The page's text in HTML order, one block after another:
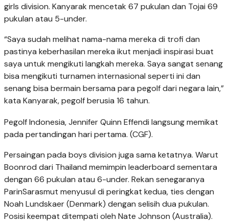
girls division. Kanyarak mencetak 67 pukulan dan Tojai 69
pukulan atau 5-under.
“Saya sudah melihat nama-nama mereka di trofi dan
pastinya keberhasilan mereka ikut menjadi inspirasi buat
saya untuk mengikuti langkah mereka. Saya sangat senang
bisa mengikuti turnamen internasional seperti ini dan
senang bisa bermain bersama para pegolf dari negara lain,”
kata Kanyarak, pegolf berusia 16 tahun.
Pegolf Indonesia, Jennifer Quinn Effendi langsung memikat
pada pertandingan hari pertama. (CGF).
Persaingan pada boys division juga sama ketatnya. Warut
Boonrod dari Thailand memimpin leaderboard sementara
dengan 66 pukulan atau 6-under. Rekan senegaranya
ParinSarasmut menyusul di peringkat kedua, ties dengan
Noah Lundskaer (Denmark) dengan selisih dua pukulan.
Posisi keempat ditempati oleh Nate Johnson (Australia).